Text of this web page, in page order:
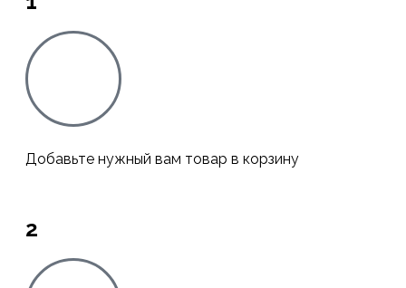
Добавьте нужный вам товар в корзину
2